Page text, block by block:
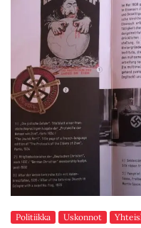
Politiikka Uskonnot